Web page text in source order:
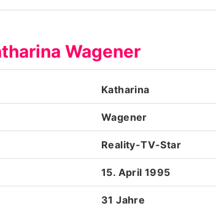
Nutzungsbedingungen
Wagener
Katharina
Wagener
Reality-TV-Star
15. April 1995
31 Jahre